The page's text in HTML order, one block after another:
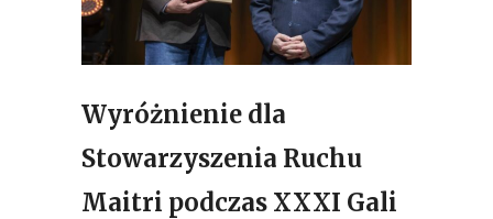
Wyróżnienie dla
Stowarzyszenia Ruchu
Maitri podczas XXXI Gali